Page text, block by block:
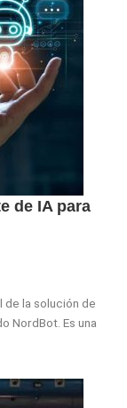
de IA para
de la solución de
NordBot. Es una